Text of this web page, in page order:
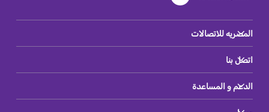
المصريه للاتصالات
اتصل بنا
الدعم و المساعدة